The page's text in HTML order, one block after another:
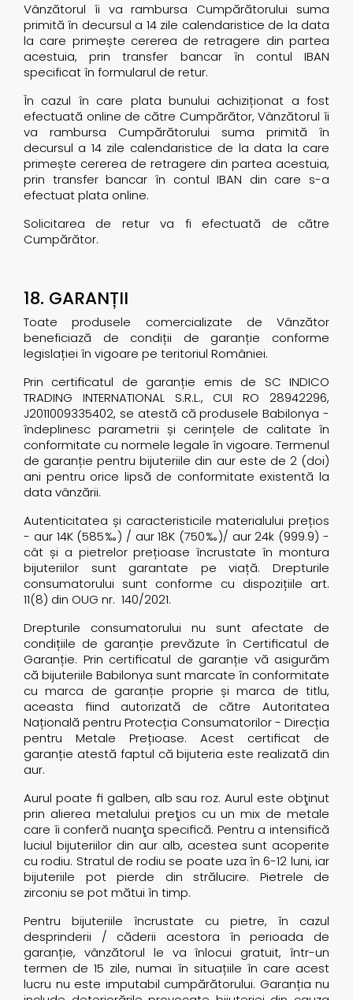
Vânzătorul îi va rambursa Cumpărătorului suma
primită în decursul a 14 zile calendaristice de la data
la care primește cererea de retragere din partea
acestuia, prin transfer bancar în contul IBAN
specificat în formularul de retur.
În cazul în care plata bunului achiziționat a fost
efectuată online de către Cumpărător, Vânzătorul îi
va rambursa Cumpărătorului suma primită în
decursul a 14 zile calendaristice de la data la care
primește cererea de retragere din partea acestuia,
prin transfer bancar în contul IBAN din care s-a
efectuat plata online.
Solicitarea de retur va fi efectuată de către
Cumpărător.
18. GARANȚII
Toate produsele comercializate de Vânzător
beneficiază de condiții de garanție conforme
legislației în vigoare pe teritoriul României.
Prin certiﬁcatul de garanție emis de SC INDICO
TRADING INTERNATIONAL S.R.L., CUI RO 28942296,
J2011009335402, se atestă că produsele Babilonya -
îndeplinesc parametrii și cerințele de calitate în
conformitate cu normele legale în vigoare. Termenul
de garanție pentru bijuteriile din aur este de 2 (doi)
ani pentru orice lipsă de conformitate existentă la
data vânzării.
Autenticitatea și caracteristicile materialului prețios
- aur 14K (585‰) / aur 18K (750‰)/ aur 24k (999.9) -
cât și a pietrelor prețioase încrustate în montura
bijuteriilor sunt garantate pe viață. Drepturile
consumatorului sunt conforme cu dispozițiile art.
11(8) din OUG nr. 140/2021.
Drepturile consumatorului nu sunt afectate de
condițiile de garanție prevăzute în Certiﬁcatul de
Garanție. Prin certiﬁcatul de garanție vă asigurăm
că bijuteriile Babilonya sunt marcate în conformitate
cu marca de garanție proprie și marca de titlu,
aceasta ﬁind autorizată de către Autoritatea
Națională pentru Protecția Consumatorilor - Direcția
pentru Metale Prețioase. Acest certiﬁcat de
garanție atestă faptul că bijuteria este realizată din
aur.
Aurul poate ﬁ galben, alb sau roz. Aurul este obţinut
prin alierea metalului preţios cu un mix de metale
care îi conferă nuanţa speciﬁcă. Pentru a intensiﬁcă
luciul bijuteriilor din aur alb, acestea sunt acoperite
cu rodiu. Stratul de rodiu se poate uza în 6-12 luni, iar
bijuteriile pot pierde din strălucire. Pietrele de
zirconiu se pot mătui în timp.
Pentru bijuteriile încrustate cu pietre, în cazul
desprinderii / căderii acestora în perioada de
garanție, vânzătorul le va înlocui gratuit, într-un
termen de 15 zile, numai în situațiile în care acest
lucru nu este imputabil cumpărătorului. Garanția nu